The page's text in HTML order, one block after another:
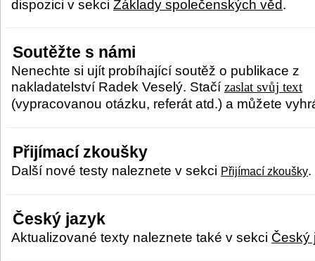
dispozici v sekci Základy společenských věd.
Soutěžte s námi
Nenechte si ujít probíhající soutěž o publikace z
nakladatelství Radek Veselý. Stačí zaslat svůj text
(vypracovanou otázku, referát atd.) a můžete
Přijímací zkoušky
Další nové testy naleznete v sekci Přijímací zkoušky.
Český jazyk
Aktualizované texty naleznete také v sekci Český